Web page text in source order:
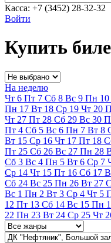
Касса: +7 (3452) 28-32-32
Войти
Купить
На неделю
Чт 6 Пт 7 Сб 8 Вс 9 Пн 10
Пн 17 Вт 18 Ср 19 Чт 20
Чт 27 Пт 28 Сб 29 Вс 30
Пт 4 Сб 5 Вс 6 Пн 7 Вт 8
Вт 15 Ср 16 Чт 17 Пт 18
Пт 25 Сб 26 Вс 27 Пн 28
Сб 3 Вс 4 Пн 5 Вт 6 Ср 7
Ср 14 Чт 15 Пт 16 Сб 17
Сб 24 Вс 25 Пн 26 Вт 27
Вс 1 Пн 2 Вт 3 Ср 4 Чт 5
12 Пт 13 Сб 14 Вс 15 Пн
22 Пн 23 Вт 24 Ср 25 Чт